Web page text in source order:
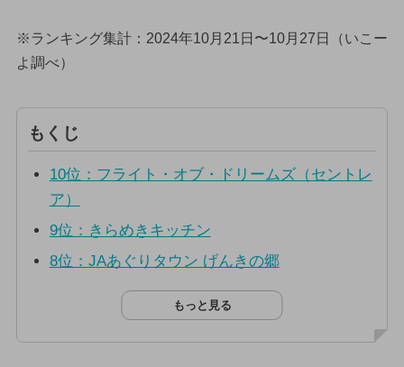
※ランキング集計：2024年10月21日〜10月27日（いこー
よ調べ）
もくじ
10位：フライト・オブ・ドリームズ（セントレ
ア）
9位：きらめきキッチン
8位：JAあぐりタウン げんきの郷
もっと見る